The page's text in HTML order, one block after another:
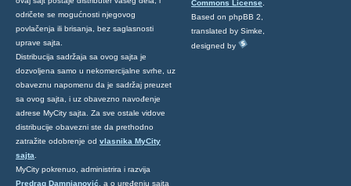
odričete se mogućnosti njegovog
povlačenja ili brisanja, bez saglasnosti
uprave sajta.
Distribucija sadržaja sa ovog sajta je
dozvoljena samo u nekomercijalne svrhe, uz
obaveznu napomenu da je sadržaj preuzet
sa ovog sajta, i uz obavezno navođenje
adrese MyCity sajta. Za sve ostale vidove
distribucije obavezni ste da prethodno
zatražite odobrenje od vlasnika MyCity
sajta
MyCity pokrenuo, administrira i razvija
Predrag Damnjanović , a o uređenju sajta
Commons License
Based on phpBB 2,
translated by Simke,
designed by